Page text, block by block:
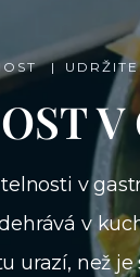
v
v
urazí, než